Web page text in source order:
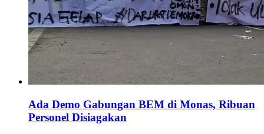
Ada Demo Gabungan BEM di Monas, Ribuan
Personel Disiagakan